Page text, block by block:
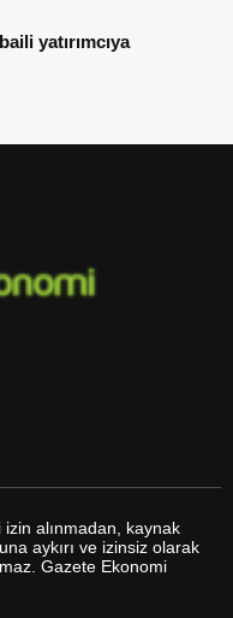
yatırımcıya
olarak, tarafınıza haber,
alınmadan, kaynak
aykırı ve izinsiz olarak
Gazete Ekonomi